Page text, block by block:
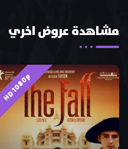
مشاهدة عروض اخري
HD 1080p